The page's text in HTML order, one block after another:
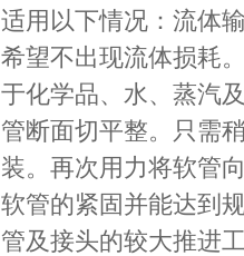
适用以下情况：流体
希望不出现流体损耗
于化学品、水、蒸汽
管断面切平整。只需
装。再次用力将软管
软管的紧固并能达到
管及接头的较大推进